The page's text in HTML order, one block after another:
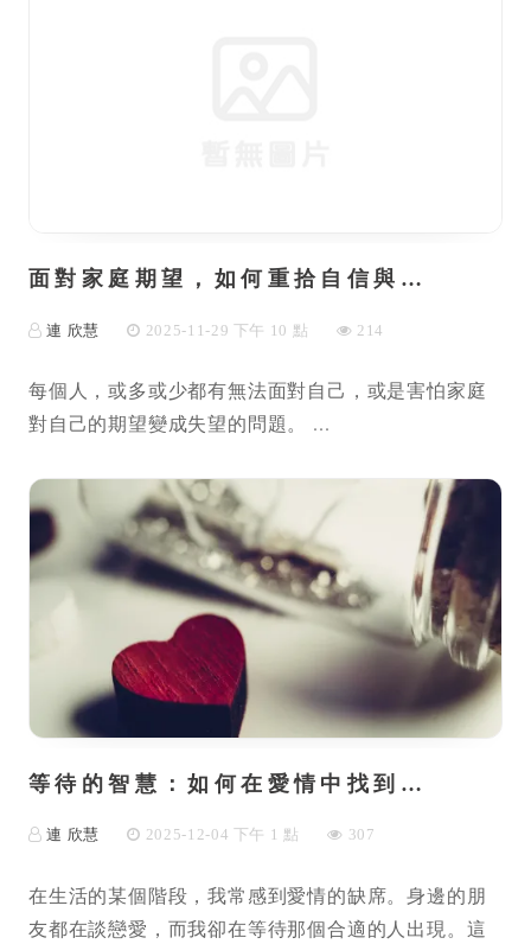
面對家庭期望，如何重拾自信與…
連 欣慧 2025-11-29 下午 10 點 214
每個人，或多或少都有無法面對自己，或是害怕家庭
對自己的期望變成失望的問題。 ...
等待的智慧：如何在愛情中找到…
連 欣慧 2025-12-04 下午 1 點 307
在生活的某個階段，我常感到愛情的缺席。身邊的朋
友都在談戀愛，而我卻在等待那個合適的人出現。這